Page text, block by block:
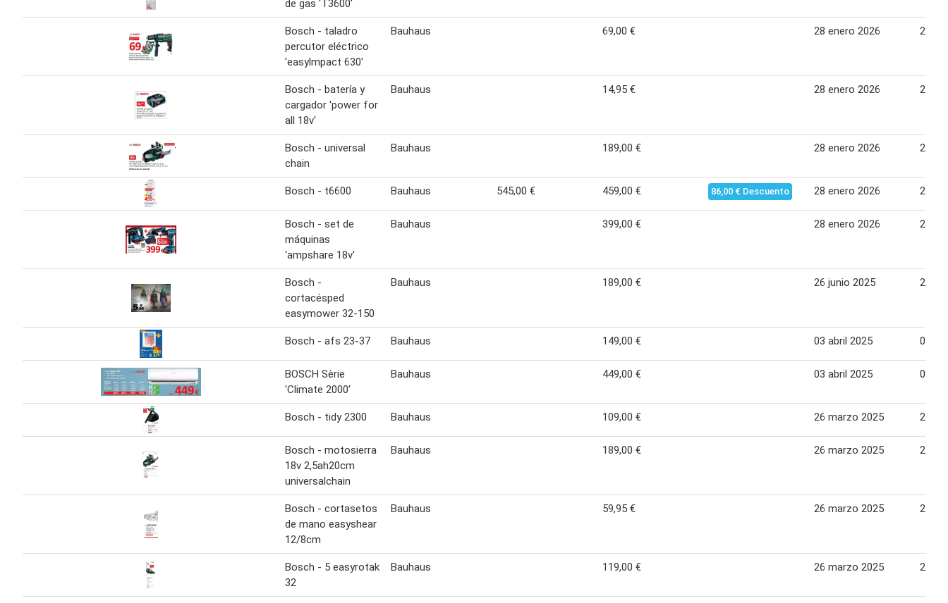
de gas 'T3600'
Bosch - taladro
percutor eléctrico
'easylmpact 630'
Bauhaus 69,00 € 28 enero 2026 25
Bosch - batería y
cargador 'power for
all 18v'
Bauhaus 14,95 € 28 enero 2026 25
Bosch - universal
chain
Bauhaus 189,00 € 28 enero 2026 25
Bosch - t6600 Bauhaus 545,00 € 459,00 € 86,00 € Descuento 28 enero 2026 25
Bosch - set de
máquinas
'ampshare 18v'
Bauhaus 399,00 € 28 enero 2026 25
Bosch -
cortacésped
easymower 32-150
Bauhaus 189,00 € 26 junio 2025 23
Bosch - afs 23-37 Bauhaus 149,00 € 03 abril 2025 07
BOSCH Sèrie
'Climate 2000'
Bauhaus 449,00 € 03 abril 2025 07
Bosch - tidy 2300 Bauhaus 109,00 € 26 marzo 2025 20
Bosch - motosierra
18v 2,5ah20cm
universalchain
Bauhaus 189,00 € 26 marzo 2025 20
Bosch - cortasetos
de mano easyshear
12/8cm
Bauhaus 59,95 € 26 marzo 2025 20
Bosch - 5 easyrotak
32
Bauhaus 119,00 € 26 marzo 2025 20